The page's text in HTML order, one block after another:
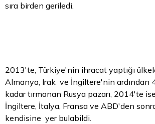
sıra birden geriledi.
2013'te, Türkiye'nin ihracat yaptığı
Almanya, Irak ve İngiltere'nin ardından
kadar tırmanan Rusya pazarı, 2014'te
İngiltere, İtalya, Fransa ve ABD'den
kendisine yer bulabildi.